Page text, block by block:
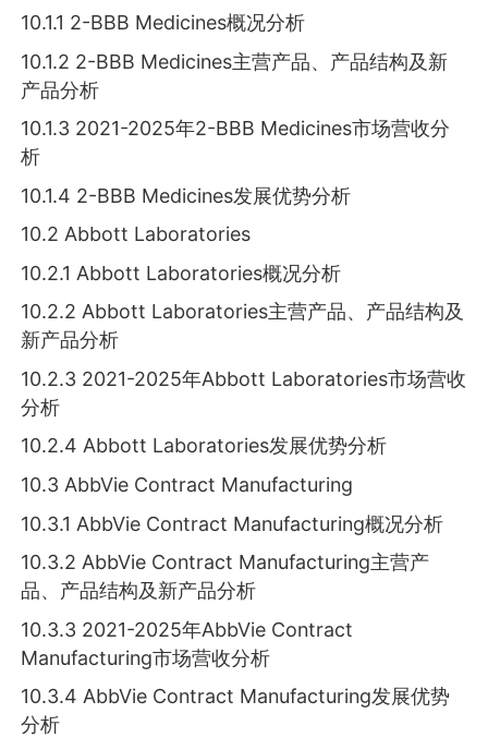
10.1.1 2-BBB Medicines概况分析
10.1.2 2-BBB Medicines主营产品、产品结构及新
产品分析
10.1.3 2021-2025年2-BBB Medicines市场营收分
析
10.1.4 2-BBB Medicines发展优势分析
10.2 Abbott Laboratories
10.2.1 Abbott Laboratories概况分析
10.2.2 Abbott Laboratories主营产品、产品结构及
新产品分析
10.2.3 2021-2025年Abbott Laboratories市场营收
分析
10.2.4 Abbott Laboratories发展优势分析
10.3 AbbVie Contract Manufacturing
10.3.1 AbbVie Contract Manufacturing概况分析
10.3.2 AbbVie Contract Manufacturing主营产
品、产品结构及新产品分析
10.3.3 2021-2025年AbbVie Contract
Manufacturing市场营收分析
10.3.4 AbbVie Contract Manufacturing发展优势
分析